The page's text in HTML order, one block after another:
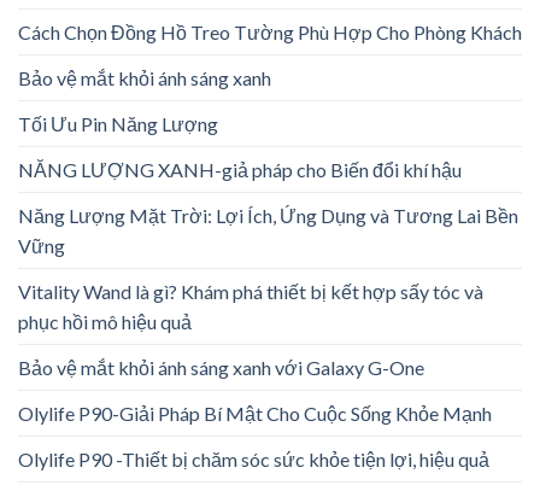
Cách Chọn Đồng Hồ Treo Tường Phù Hợp Cho Phòng Khách
Bảo vệ mắt khỏi ánh sáng xanh
Tối Ưu Pin Năng Lượng
NĂNG LƯỢNG XANH-giả pháp cho Biến đổi khí hậu
Năng Lượng Mặt Trời: Lợi Ích, Ứng Dụng và Tương Lai Bền
Vững
Vitality Wand là gì? Khám phá thiết bị kết hợp sấy tóc và
phục hồi mô hiệu quả
Bảo vệ mắt khỏi ánh sáng xanh với Galaxy G-One
Olylife P90-Giải Pháp Bí Mật Cho Cuộc Sống Khỏe Mạnh
Olylife P90 -Thiết bị chăm sóc sức khỏe tiện lợi, hiệu quả